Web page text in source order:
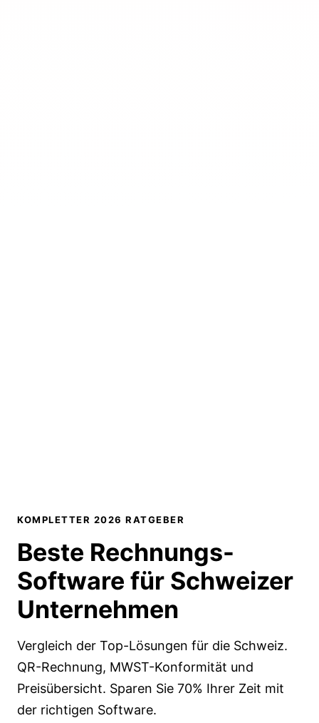
KOMPLETTER 2026 RATGEBER
Beste Rechnungs-
Software für Schweizer
Unternehmen
Vergleich der Top-Lösungen für die Schweiz.
QR-Rechnung, MWST-Konformität und
Preisübersicht. Sparen Sie 70% Ihrer Zeit mit
der richtigen Software.